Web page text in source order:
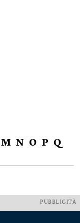
M N O P Q
PUBBLICITÀ